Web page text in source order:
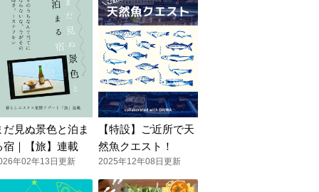
だ見ぬ景色と泊ま
宿｜【旅】連載
年02年13日更新
【特設】ご近所で天
然魚クエスト！
2025年12年08日更新